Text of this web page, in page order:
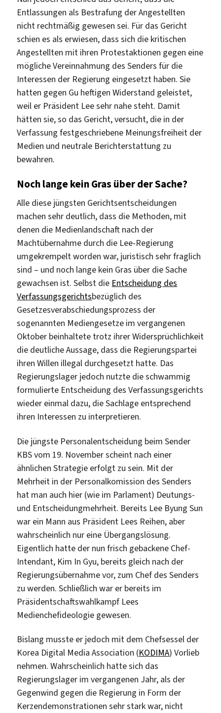
Entlassungen als Bestrafung der Angestellten
nicht rechtmäßig gewesen sei. Für das Gericht
schien es als erwiesen, dass sich die kritischen
Angestellten mit ihren Protestaktionen gegen eine
mögliche Vereinnahmung des Senders für die
Interessen der Regierung eingesetzt haben. Sie
hatten gegen Gu heftigen Widerstand geleistet,
weil er Präsident Lee sehr nahe steht. Damit
hätten sie, so das Gericht, versucht, die in der
Verfassung festgeschriebene Meinungsfreiheit der
Medien und neutrale Berichterstattung zu
bewahren.
Noch lange kein Gras über der Sache?
Alle diese jüngsten Gerichtsentscheidungen
machen sehr deutlich, dass die Methoden, mit
denen die Medienlandschaft nach der
Machtübernahme durch die Lee-Regierung
umgekrempelt worden war, juristisch sehr fraglich
sind – und noch lange kein Gras über die Sache
gewachsen ist. Selbst die Entscheidung des
Verfassungsgerichtsbezüglich des
Gesetzesverabschiedungsprozess der
sogenannten Mediengesetze im vergangenen
Oktober beinhaltete trotz ihrer Widersprüchlichkeit
die deutliche Aussage, dass die Regierungspartei
ihren Willen illegal durchgesetzt hatte. Das
Regierungslager jedoch nutzte die schwammig
formulierte Entscheidung des Verfassungsgerichts
wieder einmal dazu, die Sachlage entsprechend
ihren Interessen zu interpretieren.
Die jüngste Personalentscheidung beim Sender
KBS vom 19. November scheint nach einer
ähnlichen Strategie erfolgt zu sein. Mit der
Mehrheit in der Personalkomission des Senders
hat man auch hier (wie im Parlament) Deutungs-
und Entscheidungmehrheit. Bereits Lee Byung Sun
war ein Mann aus Präsident Lees Reihen, aber
wahrscheinlich nur eine Übergangslösung.
Eigentlich hatte der nun frisch gebackene Chef-
Intendant, Kim In Gyu, bereits gleich nach der
Regierungsübernahme vor, zum Chef des Senders
zu werden. Schließlich war er bereits im
Präsidentschaftswahlkampf Lees
Medienchefideologie gewesen.
Bislang musste er jedoch mit dem Chefsessel der
Korea Digital Media Association (KODIMA) Vorlieb
nehmen. Wahrscheinlich hatte sich das
Regierungslager im vergangenen Jahr, als der
Gegenwind gegen die Regierung in Form der
Kerzendemonstrationen sehr stark war, nicht